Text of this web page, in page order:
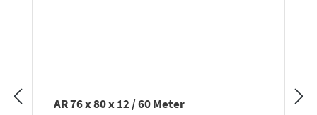
TR 80 x 80 x 12 / 80 Meter